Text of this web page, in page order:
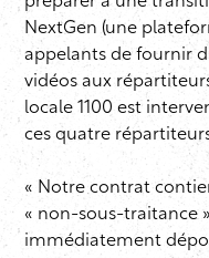
NextGen (une
appelants de fournir
vidéos aux
locale 1100 est
ces quatre
« Notre contrat
« non-sous-traitance
immédiatement